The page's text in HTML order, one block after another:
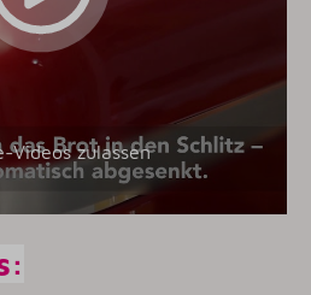
Videos zulassen